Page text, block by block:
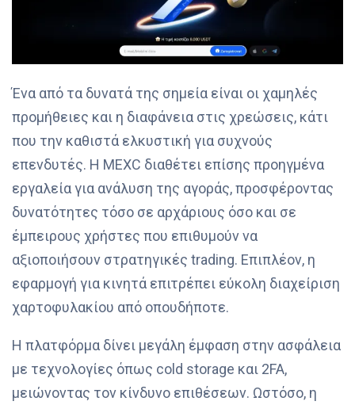
Ένα από τα δυνατά της σημεία είναι οι χαμηλές
προμήθειες και η διαφάνεια στις χρεώσεις, κάτι
που την καθιστά ελκυστική για συχνούς
επενδυτές. Η MEXC διαθέτει επίσης προηγμένα
εργαλεία για ανάλυση της αγοράς, προσφέροντας
δυνατότητες τόσο σε αρχάριους όσο και σε
έμπειρους χρήστες που επιθυμούν να
αξιοποιήσουν στρατηγικές trading. Επιπλέον, η
εφαρμογή για κινητά επιτρέπει εύκολη διαχείριση
χαρτοφυλακίου από οπουδήποτε.
Η πλατφόρμα δίνει μεγάλη έμφαση στην ασφάλεια
με τεχνολογίες όπως cold storage και 2FA,
μειώνοντας τον κίνδυνο επιθέσεων. Ωστόσο, η